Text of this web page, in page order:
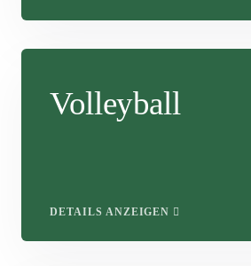
Volleyball
DETAILS ANZEIGEN